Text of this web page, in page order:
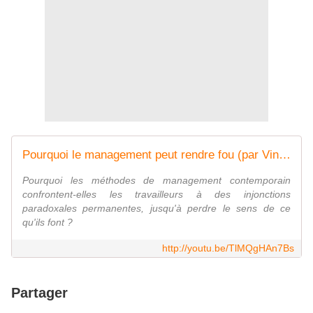
Pourquoi le management peut rendre fou (par Vincent de Gaulejac)
Pourquoi les méthodes de management contemporain
confrontent-elles les travailleurs à des injonctions
paradoxales permanentes, jusqu'à perdre le sens de ce
qu'ils font ?
http://youtu.be/TlMQgHAn7Bs
Partager